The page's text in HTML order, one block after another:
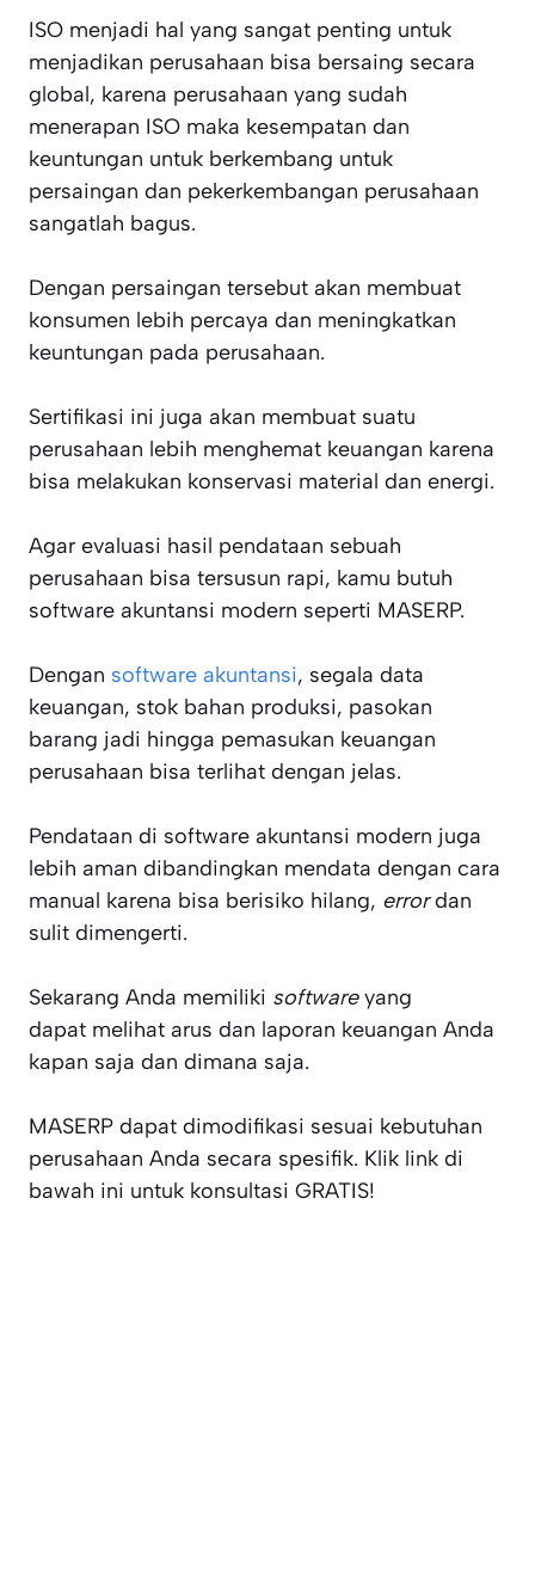
ISO menjadi hal yang sangat penting untuk
menjadikan perusahaan bisa bersaing secara
global, karena perusahaan yang sudah
menerapan ISO maka kesempatan dan
keuntungan untuk berkembang untuk
persaingan dan pekerkembangan perusahaan
sangatlah bagus.
Dengan persaingan tersebut akan membuat
konsumen lebih percaya dan meningkatkan
keuntungan pada perusahaan.
Sertifikasi ini juga akan membuat suatu
perusahaan lebih menghemat keuangan karena
bisa melakukan konservasi material dan energi.
Agar evaluasi hasil pendataan sebuah
perusahaan bisa tersusun rapi, kamu butuh
software akuntansi modern seperti MASERP.
Dengan software akuntansi, segala data
keuangan, stok bahan produksi, pasokan
barang jadi hingga pemasukan keuangan
perusahaan bisa terlihat dengan jelas.
Pendataan di software akuntansi modern juga
lebih aman dibandingkan mendata dengan cara
manual karena bisa berisiko hilang, errordan
sulit dimengerti.
Sekarang Anda memiliki softwareyang
dapat melihat arus dan laporan keuangan Anda
kapan saja dan dimana saja.
MASERP dapat dimodifikasi sesuai kebutuhan
perusahaan Anda secara spesifik. Klik link di
bawah ini untuk konsultasi GRATIS!